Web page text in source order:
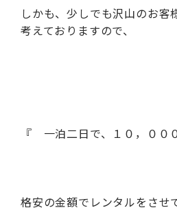
しかも、少しでも沢山のお客
考えておりますので、
『 一泊二日で、１０，００
格安の金額でレンタルをさせ